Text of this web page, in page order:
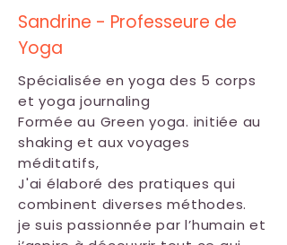
Sandrine - Professeure de
Yoga
Spécialisée en yoga des 5 corps
et yoga journaling
Formée au Green yoga. initiée au
shaking et aux voyages
méditatifs,
J'ai élaboré des pratiques qui
combinent diverses méthodes.
je suis passionnée par l’humain et